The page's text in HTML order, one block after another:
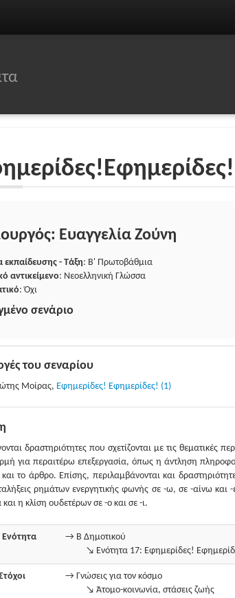
Ευαγγελία Ζούνη
εκπαίδευσης - Τάξη: Β' Πρωτοβάθμια
αντικείμενο: Νεοελληνική Γλώσσα
: Όχι
σενάριο
του σεναρίου
Μοίρας, Εφημερίδες! Εφημερίδες! (1)
δραστηριότητες που σχετίζονται με τις θεματικές
για περαιτέρω επεξεργασία, όπως η άντληση
και το άρθρο. Επίσης, περιλαμβάνονται και
ρημάτων ενεργητικής φωνής σε -ω, σε -αίνω
η κλίση ουδετέρων σε -ο και σε -ι.
Ενότητα
→ Β Δημοτικού
↘ Ενότητα 17: Εφημερίδες!
→ Γνώσεις για τον κόσμο
↘ Άτομο-κοινωνία, στάσεις ζωής